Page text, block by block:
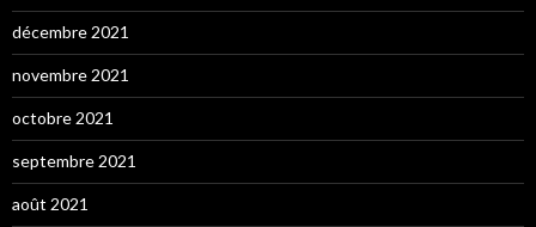
décembre 2021
novembre 2021
octobre 2021
septembre 2021
août 2021